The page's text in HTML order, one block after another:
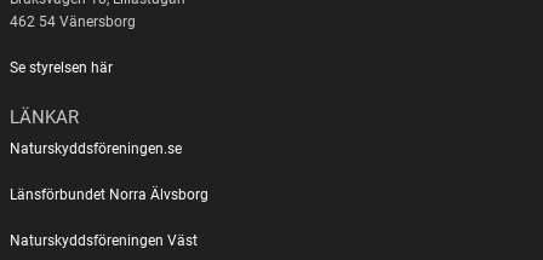
462 54 Vänersborg
Se styrelsen här
LÄNKAR
Naturskyddsföreningen.se
Länsförbundet Norra Älvsborg
Naturskyddsföreningen Väst